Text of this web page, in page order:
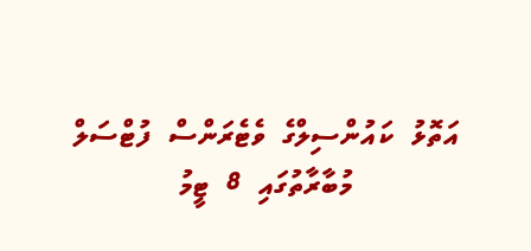
އަތޮޅު ކައުންސިލްގެ ވެޓެރަންސް ފުޓްސަލް
މުބާރާތުގައި 8 ޓީމު